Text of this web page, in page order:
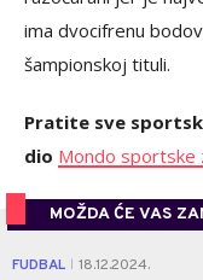
ima dvocifrenu
šampionskoj tituli.
Pratite sve
dio Mondo sportske
MOŽDA ĆE VAS
FUDBAL 18.12.2024.